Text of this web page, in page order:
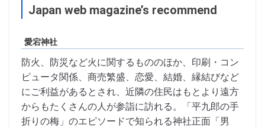
Japan web magazine’s recommend
愛宕神社
防火、防災など火に関するもののほか、印刷・コン
ピュータ関係、商売繁盛、恋愛、結婚、縁結びなど
にご利益があるとされ、近隣の住民はもとより遠方
からもたくさんの人が参詣に訪れる。「平九郎の手
折りの梅」のエピソードで知られる神社正面「男